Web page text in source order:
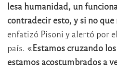
lesa humanidad, un
contradecir esto, y si no
enfatizó Pisoni y alertó por
país. «Estamos cruzando
estamos acostumbrados a